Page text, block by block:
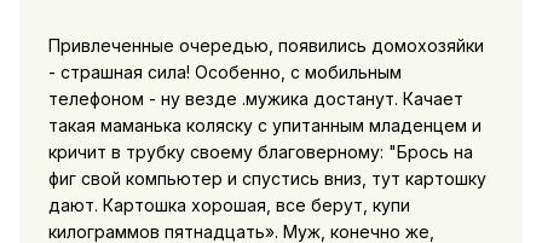
Привлеченные очередью, появились домохозяйки
- страшная сила! Особенно, с мобильным
телефоном - ну везде .мужика достанут. Качает
такая маманька коляску с упитанным младенцем и
кричит в трубку своему благоверному: "Брось на
фиг свой компьютер и спустись вниз, тут картошку
дают. Картошка хорошая, все берут, купи
килограммов пятнадцать». Муж, конечно же,